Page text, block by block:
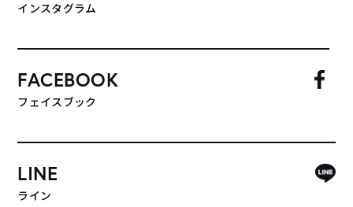
インスタグラム
FACEBOOK
フェイスブック
LINE
ライン